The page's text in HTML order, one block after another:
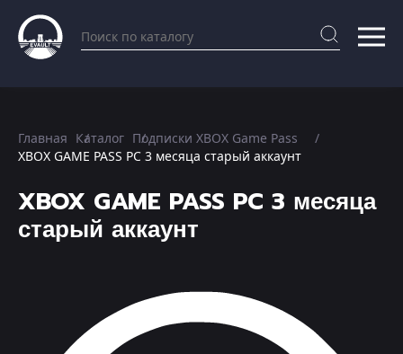
Главная Каталог Подписки XBOX Game Pass
XBOX GAME PASS PC 3 месяца старый аккаунт
XBOX GAME PASS PC 3 месяца
старый аккаунт